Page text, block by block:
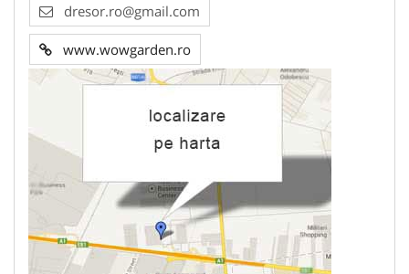
dresor.ro@gmail.com
www.wowgarden.ro